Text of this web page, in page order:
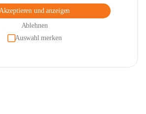
und anzeigen
Ablehnen
Auswahl merken